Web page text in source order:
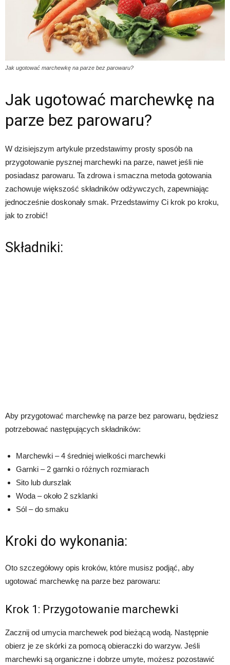
Jak ugotować marchewkę na parze bez parowaru?
Jak ugotować marchewkę na
parze bez parowaru?
W dzisiejszym artykule przedstawimy prosty sposób na
przygotowanie pysznej marchewki na parze, nawet jeśli nie
posiadasz parowaru. Ta zdrowa i smaczna metoda gotowania
zachowuje większość składników odżywczych, zapewniając
jednocześnie doskonały smak. Przedstawimy Ci krok po kroku,
jak to zrobić!
Składniki:
Aby przygotować marchewkę na parze bez parowaru, będziesz
potrzebować następujących składników:
Marchewki – 4 średniej wielkości marchewki
Garnki – 2 garnki o różnych rozmiarach
Sito lub durszlak
Woda – około 2 szklanki
Sól – do smaku
Kroki do wykonania:
Oto szczegółowy opis kroków, które musisz podjąć, aby
ugotować marchewkę na parze bez parowaru:
Krok 1: Przygotowanie marchewki
Zacznij od umycia marchewek pod bieżącą wodą. Następnie
obierz je ze skórki za pomocą obieraczki do warzyw. Jeśli
marchewki są organiczne i dobrze umyte, możesz pozostawić